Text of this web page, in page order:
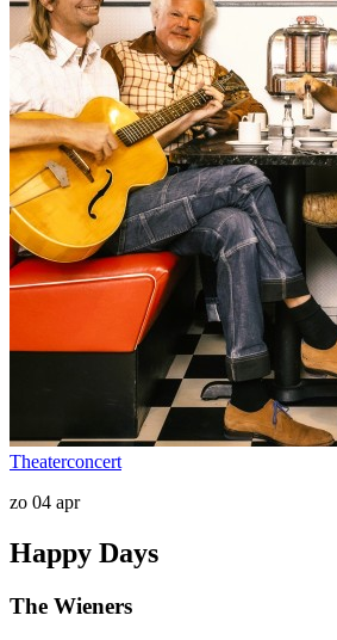
Theaterconcert
zo 04 apr
Happy Days
The Wieners